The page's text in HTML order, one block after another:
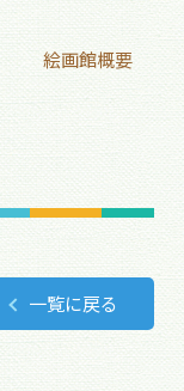
絵画館概要
一覧に戻る